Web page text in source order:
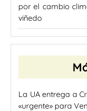
por el cambio
viñedo
La UA entrega a
«urgente» para